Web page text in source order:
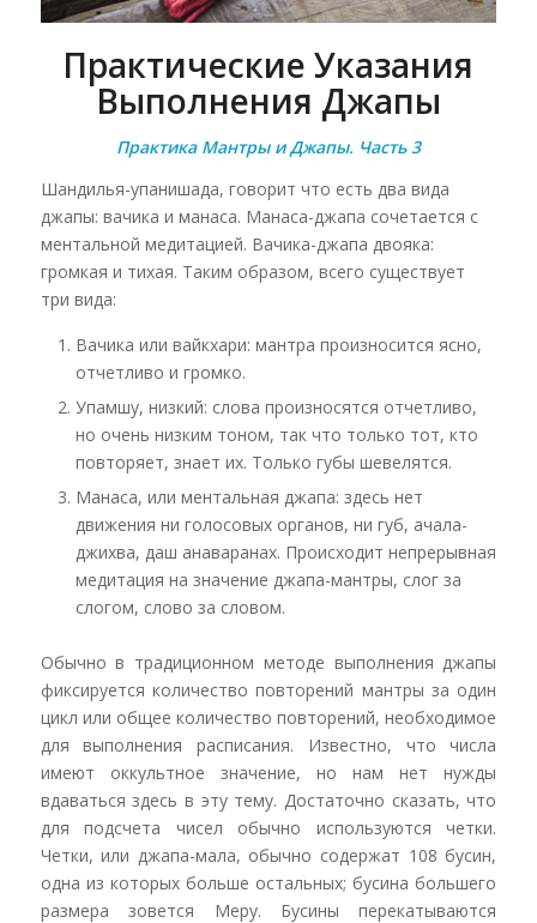
Практические Указания
Выполнения Джапы
Практика Мантры и Джапы. Часть 3
Шандилья-упанишада, говорит что есть два вида
джапы: вачика и манаса. Манаса-джапа сочетается с
ментальной медитацией. Вачика-джапа двояка:
громкая и тихая. Таким образом, всего существует
три вида:
Вачика или вайкхари: мантра произносится ясно,
отчетливо и громко.
Упамшу, низкий: слова произносятся отчетливо,
но очень низким тоном, так что только тот, кто
повторяет, знает их. Только губы шевелятся.
Манаса, или ментальная джапа: здесь нет
движения ни голосовых органов, ни губ, ачала-
джихва, даш анаваранах. Происходит непрерывная
медитация на значение джапа-мантры, слог за
слогом, слово за словом.
Обычно в традиционном методе выполнения джапы
фиксируется количество повторений мантры за один
цикл или общее количество повторений, необходимое
для выполнения расписания. Известно, что числа
имеют оккультное значение, но нам нет нужды
вдаваться здесь в эту тему. Достаточно сказать, что
для подсчета чисел обычно используются четки.
Четки, или джапа-мала, обычно содержат 108 бусин,
одна из которых больше остальных; бусина большего
размера зовется Меру. Бусины перекатываются